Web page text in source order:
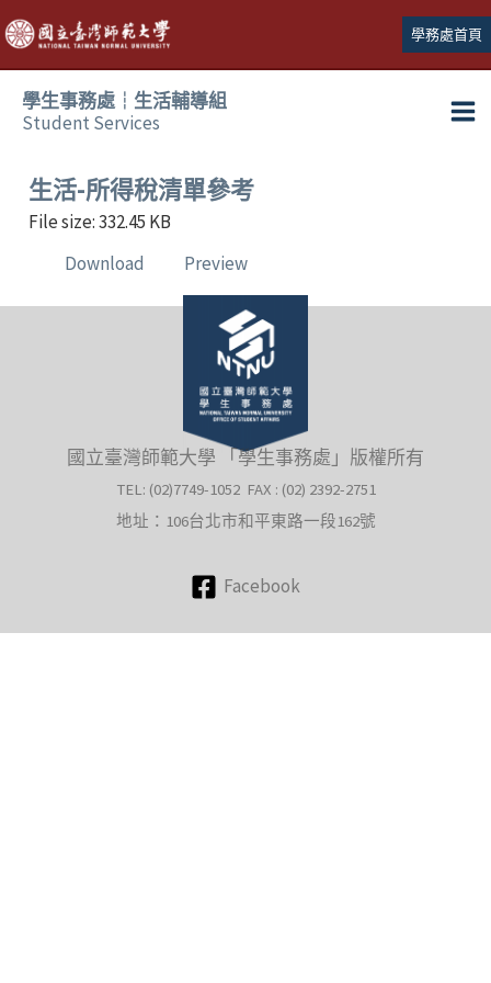
跳
至
主
學務處首頁
學生事務處┆生活輔導組
Student Services
生活-所得稅清單參考
File size: 332.45 KB
Download
Preview
國立臺灣師範大學 「學生事務處」版權所有
TEL: (02)7749-1052 FAX : (02) 2392-2751
地址：106台北市和平東路一段162號
Facebook